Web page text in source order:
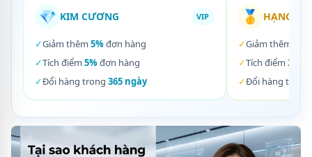
💎 KIM CƯƠNG VIP
✓Giảm thêm 5%đơn hàng
✓Tích điểm 5%đơn hàng
✓Đổi hàng trong 365 ngày
🥇 HẠNG
✓Giảm thêm
✓Tích điểm 3%
✓Đổi hàng trong